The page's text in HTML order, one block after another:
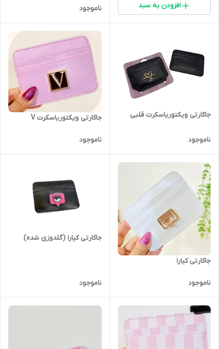
افزودن به سبد ناموجود
جاکارتی ویکتوریاسکرت قلبی
ناموجود
جاکارتی ویکتوریاسکرت V
ناموجود
جاکارتی کیارا
ناموجود
جاکارتی کیارا (گلدوزی شده)
ناموجود